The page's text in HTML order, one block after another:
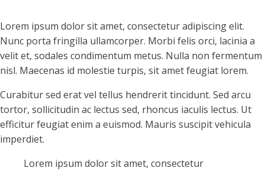
Lorem ipsum dolor sit amet, consectetur adipiscing elit.
Nunc porta fringilla ullamcorper. Morbi felis orci, lacinia a
velit et, sodales condimentum metus. Nulla non fermentum
nisl. Maecenas id molestie turpis, sit amet feugiat lorem.
Curabitur sed erat vel tellus hendrerit tincidunt. Sed arcu
tortor, sollicitudin ac lectus sed, rhoncus iaculis lectus. Ut
efficitur feugiat enim a euismod. Mauris suscipit vehicula
imperdiet.
Lorem ipsum dolor sit amet, consectetur